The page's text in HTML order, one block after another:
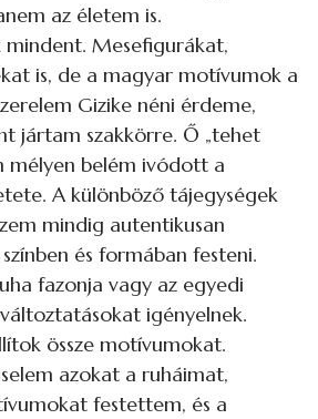
az életem is.
mindent. Mesefigurákat,
is, de a magyar motívumok a
Gizike néni érdeme,
jártam szakkörre. Ő „tehet
mélyen belém ivódott a
A különböző tájegységek
mindig autentikusan
és formában festeni.
fazonja vagy az egyedi
igényelnek.
össze motívumokat.
azokat a ruháimat,
festettem, és a